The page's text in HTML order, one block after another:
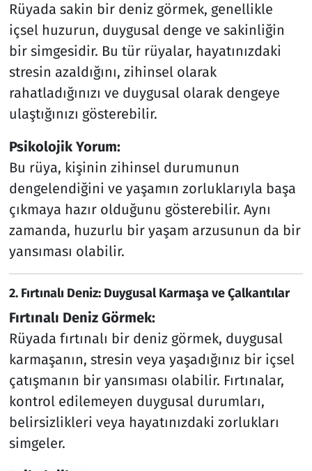
Rüyada sakin bir deniz görmek, genellikle
içsel huzurun, duygusal denge ve sakinliğin
bir simgesidir. Bu tür rüyalar, hayatınızdaki
stresin azaldığını, zihinsel olarak
rahatladığınızı ve duygusal olarak dengeye
ulaştığınızı gösterebilir.
Psikolojik Yorum:
Bu rüya, kişinin zihinsel durumunun
dengelendiğini ve yaşamın zorluklarıyla başa
çıkmaya hazır olduğunu gösterebilir. Aynı
zamanda, huzurlu bir yaşam arzusunun da bir
yansıması olabilir.
2. Fırtınalı Deniz: Duygusal Karmaşa ve Çalkantılar
Fırtınalı Deniz Görmek:
Rüyada fırtınalı bir deniz görmek, duygusal
karmaşanın, stresin veya yaşadığınız bir içsel
çatışmanın bir yansıması olabilir. Fırtınalar,
kontrol edilemeyen duygusal durumları,
belirsizlikleri veya hayatınızdaki zorlukları
simgeler.